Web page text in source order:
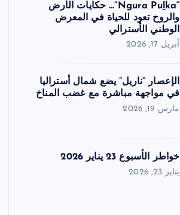
“Ngura Puḻka”… حكايات الأرض
والروح تعود للحياة في المعرض
الوطني الأسترالي
أبريل 17, 2026
الإعصار “ناريل” يضع شمال أستراليا
في مواجهة مباشرة مع غضب المناخ
مارس 19, 2026
خواطر الأسبوع 23 يناير 2026
يناير 23, 2026